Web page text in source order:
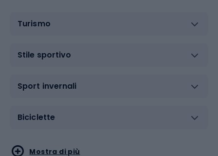
Turismo
Stile sportivo
Sport invernali
Biciclette
Sport acquatici
Sport di arti marziali
Mostra di più